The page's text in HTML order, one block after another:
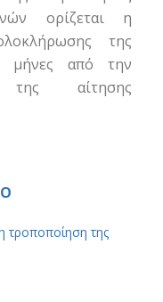
ορίζεται η
της
μήνες από την
της αίτησης
τροποποίηση της